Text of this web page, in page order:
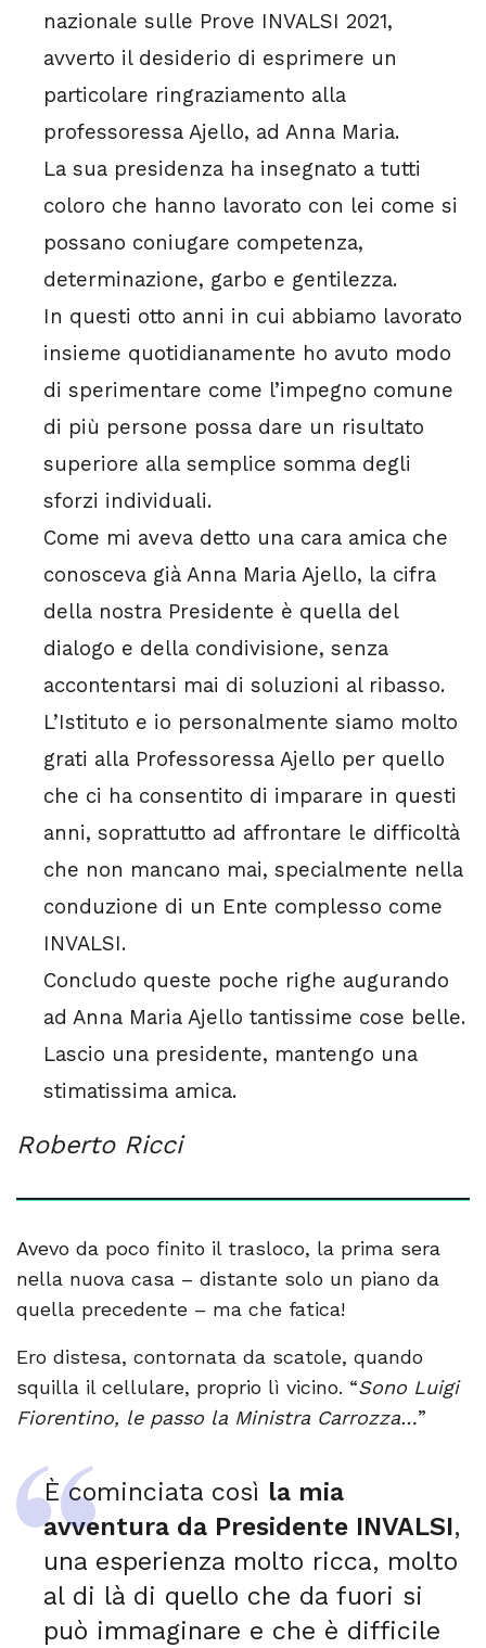
nazionale sulle Prove INVALSI 2021,
avverto il desiderio di esprimere un
particolare ringraziamento alla
professoressa Ajello, ad Anna Maria.
La sua presidenza ha insegnato a tutti
coloro che hanno lavorato con lei come si
possano coniugare competenza,
determinazione, garbo e gentilezza.
In questi otto anni in cui abbiamo lavorato
insieme quotidianamente ho avuto modo
di sperimentare come l’impegno comune
di più persone possa dare un risultato
superiore alla semplice somma degli
sforzi individuali.
Come mi aveva detto una cara amica che
conosceva già Anna Maria Ajello, la cifra
della nostra Presidente è quella del
dialogo e della condivisione, senza
accontentarsi mai di soluzioni al ribasso.
L’Istituto e io personalmente siamo molto
grati alla Professoressa Ajello per quello
che ci ha consentito di imparare in questi
anni, soprattutto ad affrontare le difficoltà
che non mancano mai, specialmente nella
conduzione di un Ente complesso come
INVALSI.
Concludo queste poche righe augurando
ad Anna Maria Ajello tantissime cose belle.
Lascio una presidente, mantengo una
stimatissima amica.
Roberto Ricci
Avevo da poco finito il trasloco, la prima sera
nella nuova casa – distante solo un piano da
quella precedente – ma che fatica!
Ero distesa, contornata da scatole, quando
squilla il cellulare, proprio lì vicino. “Sono Luigi
Fiorentino, le passo la Ministra Carrozza…”
È cominciata così la mia
avventura da Presidente INVALSI,
una esperienza molto ricca, molto
al di là di quello che da fuori si
può immaginare e che è difficile